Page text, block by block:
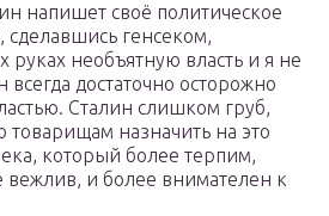
напишет своё политическое
сделавшись генсеком,
руках необъятную власть и я не
достаточно осторожно
Сталин слишком груб,
товарищам назначить на это
который более терпим,
вежлив, и более внимателен к